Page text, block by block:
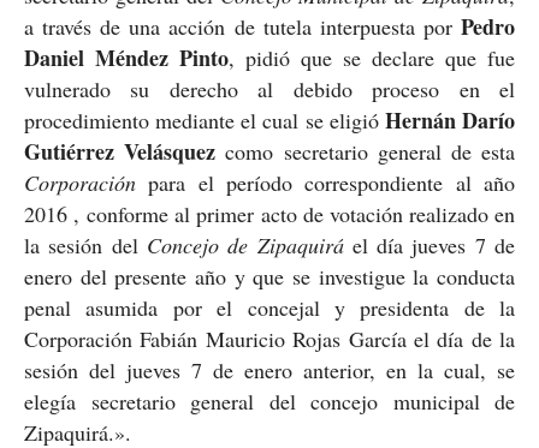
a través de una acción de tutela interpuesta por Pedro
Daniel Méndez Pinto, pidió que se declare que fue
vulnerado su derecho al debido proceso en el
procedimiento mediante el cual se eligió Hernán Darío
Gutiérrez Velásquez como secretario general de esta
Corporaciónpara el período correspondiente al año
2016 ,conforme al primer acto de votación realizado en
la sesión del Concejo de Zipaquiráel día jueves 7 de
enero del presente año y que se investigue la conducta
penal asumida por el concejal y presidenta de la
Corporación Fabián Mauricio Rojas García el día de la
sesión del jueves 7 de enero anterior, en la cual, se
elegía secretario general del concejo municipal de
Zipaquirá.».